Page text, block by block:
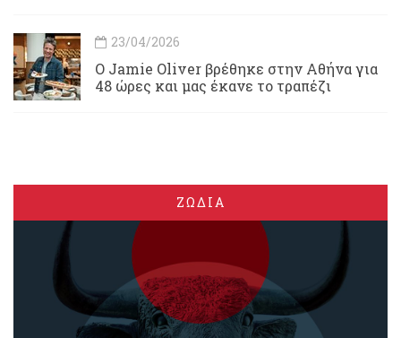
23/04/2026
Ο Jamie Oliver βρέθηκε στην Αθήνα για
48 ώρες και μας έκανε το τραπέζι
ΖΩΔΙΑ